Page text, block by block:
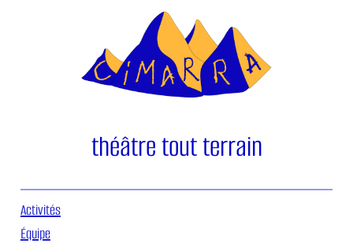
théâtre tout terrain
Activités
Équipe